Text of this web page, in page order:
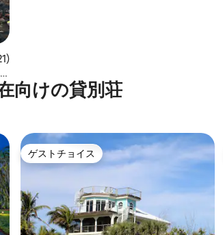
件、5つ星中4.86つ星の平均評価
向けの貸別荘
ゲストチョイス
ゲストチョイス